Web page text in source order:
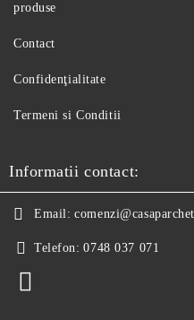
produse
Contact
Confidenţialitate
Termeni si Conditii
Informatii contact:
Email:
Telefon: 0748 037 071